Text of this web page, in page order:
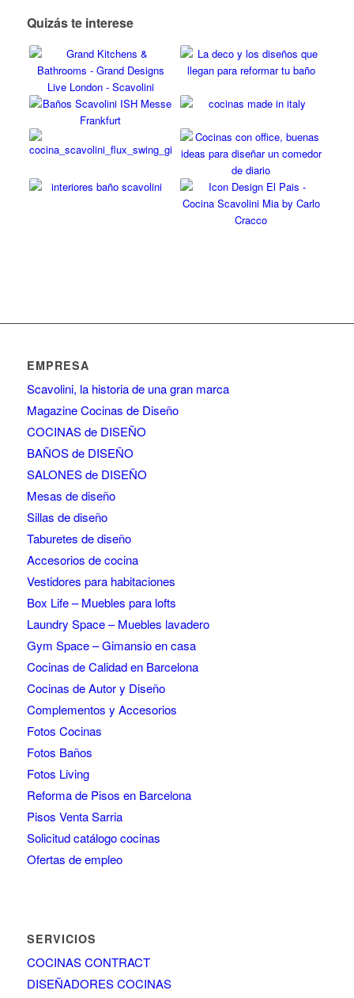
Quizás te interese
EMPRESA
Scavolini, la historia de una gran marca
Magazine Cocinas de Diseño
COCINAS de DISEÑO
BAÑOS de DISEÑO
SALONES de DISEÑO
Mesas de diseño
Sillas de diseño
Taburetes de diseño
Accesorios de cocina
Vestidores para habitaciones
Box Life – Muebles para lofts
Laundry Space – Muebles lavadero
Gym Space – Gimansio en casa
Cocinas de Calidad en Barcelona
Cocinas de Autor y Diseño
Complementos y Accesorios
Fotos Cocinas
Fotos Baños
Fotos Living
Reforma de Pisos en Barcelona
Pisos Venta Sarria
Solicitud catálogo cocinas
Ofertas de empleo
SERVICIOS
COCINAS CONTRACT
DISEÑADORES COCINAS